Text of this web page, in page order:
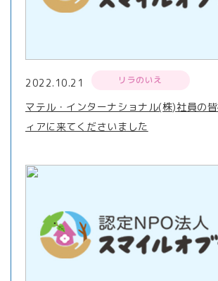
2022.10.21 リラのいえ
マテル・インターナショナル(株)社員の
ィアに来てくださいました